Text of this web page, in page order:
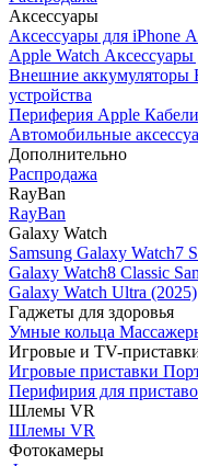
Аксессуары
Аксессуары для iPhone
Apple Watch
Внешние аккумуляторы
устройства
Периферия Apple
Автомобильные
Дополнительно
Распродажа
RayBan
RayBan
Galaxy Watch
Samsung Galaxy Watch7
Galaxy Watch8 Classic
Galaxy Watch Ultra (2025)
Гаджеты для здоровья
Умные кольца
Игровые и TV-
Игровые приставки
Перифирия для
Шлемы VR
Шлемы VR
Фотокамеры